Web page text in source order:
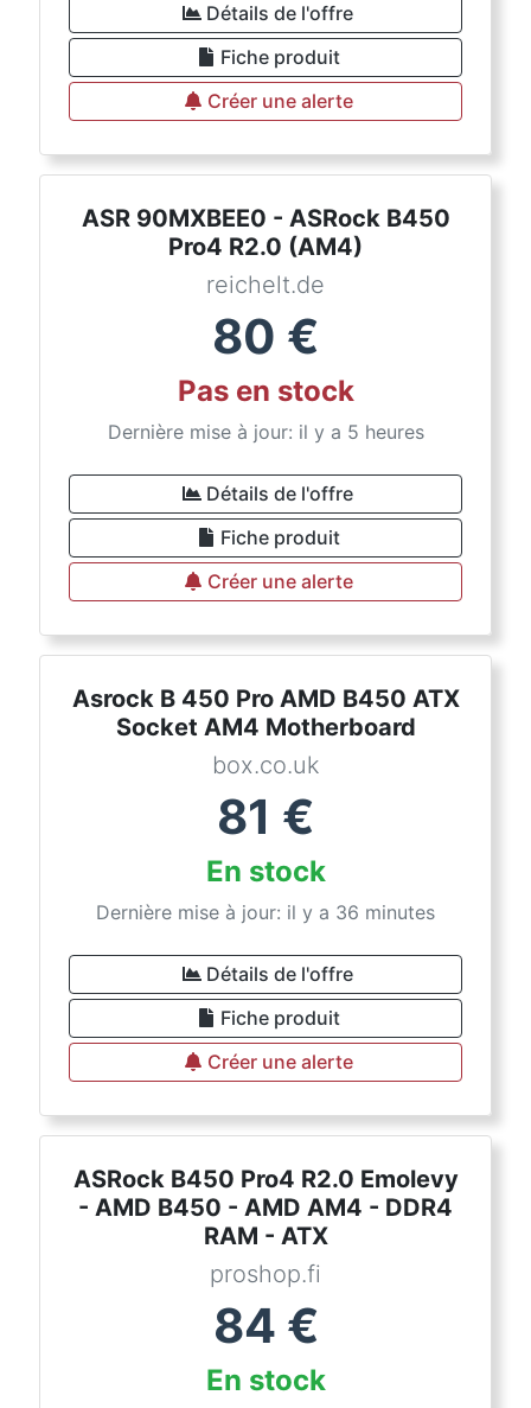
Détails de l'offre
Fiche produit
Créer une alerte
ASR 90MXBEE0 - ASRock B450
Pro4 R2.0 (AM4)
reichelt.de
80 €
Pas en stock
Dernière mise à jour: il y a 5 heures
Détails de l'offre
Fiche produit
Créer une alerte
Asrock B 450 Pro AMD B450 ATX
Socket AM4 Motherboard
box.co.uk
81 €
En stock
Dernière mise à jour: il y a 36 minutes
Détails de l'offre
Fiche produit
Créer une alerte
ASRock B450 Pro4 R2.0 Emolevy
- AMD B450 - AMD AM4 - DDR4
RAM - ATX
proshop.fi
84 €
En stock